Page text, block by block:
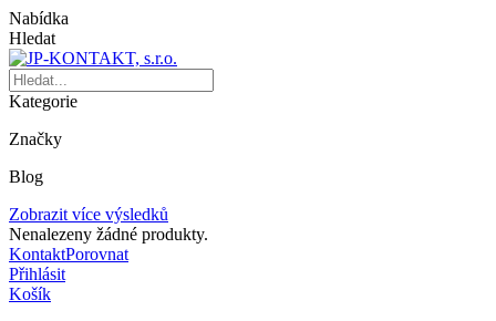
Nabídka
Hledat
Kategorie
Značky
Blog
Zobrazit více výsledků
Nenalezeny žádné produkty.
KontaktPorovnat
Přihlásit
Košík